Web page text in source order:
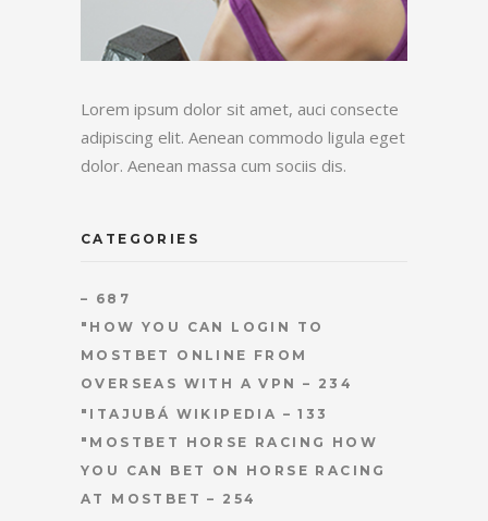
Lorem ipsum dolor sit amet, auci consecte
adipiscing elit. Aenean commodo ligula eget
dolor. Aenean massa cum sociis dis.
CATEGORIES
– 687
"HOW YOU CAN LOGIN TO
MOSTBET ONLINE FROM
OVERSEAS WITH A VPN – 234
"ITAJUBÁ WIKIPEDIA – 133
"MOSTBET HORSE RACING HOW
YOU CAN BET ON HORSE RACING
AT MOSTBET – 254